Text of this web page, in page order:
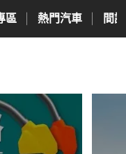
區 熱門汽車 間